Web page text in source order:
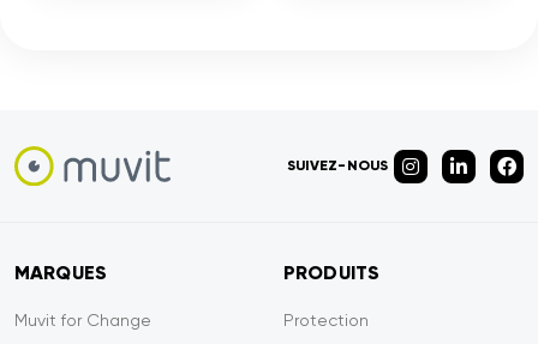
SUIVEZ-NOUS
MARQUES
Muvit for Change
PRODUITS
Protection